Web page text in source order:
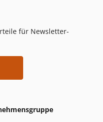
für Newsletter-